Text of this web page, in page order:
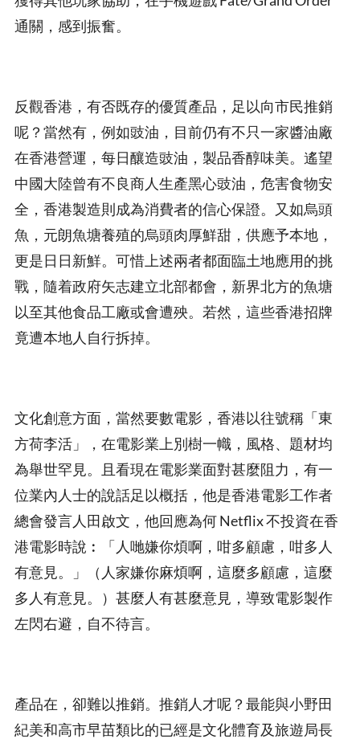
通關，感到振奮。
反觀香港，有否既存的優質產品，足以向市民推銷
呢？當然有，例如豉油，目前仍有不只一家醬油廠
在香港營運，每日釀造豉油，製品香醇味美。遙望
中國大陸曾有不良商人生產黑心豉油，危害食物安
全，香港製造則成為消費者的信心保證。又如烏頭
魚，元朗魚塘養殖的烏頭肉厚鮮甜，供應予本地，
更是日日新鮮。可惜上述兩者都面臨土地應用的挑
戰，隨着政府矢志建立北部都會，新界北方的魚塘
以至其他食品工廠或會遭殃。若然，這些香港招牌
竟遭本地人自行拆掉。
文化創意方面，當然要數電影，香港以往號稱「東
方荷李活」，在電影業上別樹一幟，風格、題材均
為舉世罕見。且看現在電影業面對甚麼阻力，有一
位業內人士的說話足以概括，他是香港電影工作者
總會發言人田啟文，他回應為何 Netflix 不投資在香
港電影時說︰「人哋嫌你煩啊，咁多顧慮，咁多人
有意見。」（人家嫌你麻煩啊，這麼多顧慮，這麼
多人有意見。）甚麼人有甚麼意見，導致電影製作
左閃右避，自不待言。
產品在，卻難以推銷。推銷人才呢？最能與小野田
紀美和高市早苗類比的已經是文化體育及旅遊局長